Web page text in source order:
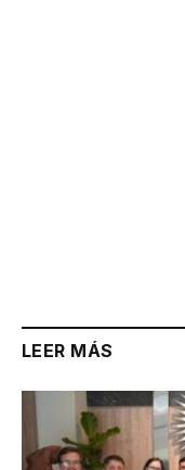
LEER MÁS